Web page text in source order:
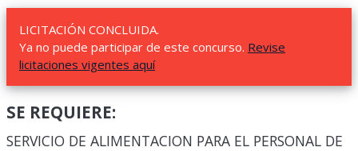
LICITACIÓN CONCLUIDA.
Ya no puede participar de este concurso. Revise
licitaciones vigentes aquí
SE REQUIERE:
SERVICIO DE ALIMENTACION PARA EL PERSONAL DE